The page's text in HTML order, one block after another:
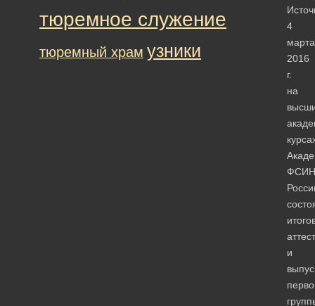
4
марта
2016
г.
на
ФСИН
и
тюремное служение
тюремный храм узники